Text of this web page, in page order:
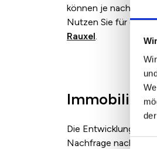
können je nach
Nutzen Sie für eine
Rauxel
Die Entwicklung der
Nachfrage nach den